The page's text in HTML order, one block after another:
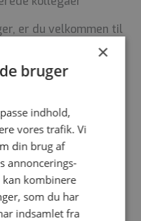
er du velkommen til
Gade
2024
gældende
pr. 1. oktober
×
bruger
indhold,
vores trafik. Vi
din brug af
annoncerings-
kan kombinere
som du har
indsamlet fra